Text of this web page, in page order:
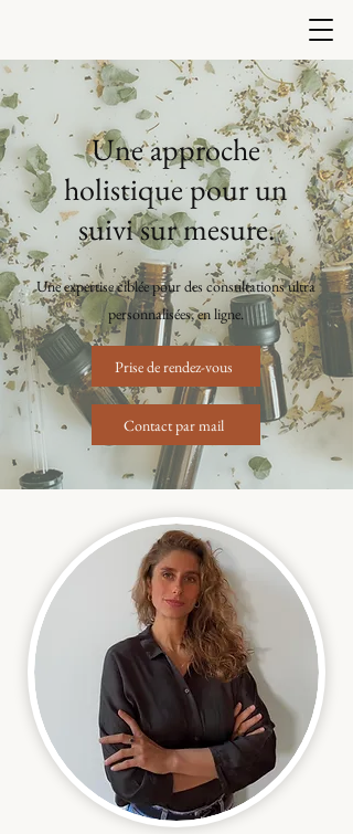
Une approche
holistique pour un
suivi sur mesure.
Une expertise ciblée pour des consultations ultra
personnalisées, en ligne.
Prise de rendez-vous
Contact par mail